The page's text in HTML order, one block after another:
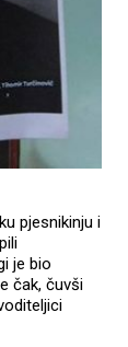
pjesnikinju i
je bio
čak, čuvši